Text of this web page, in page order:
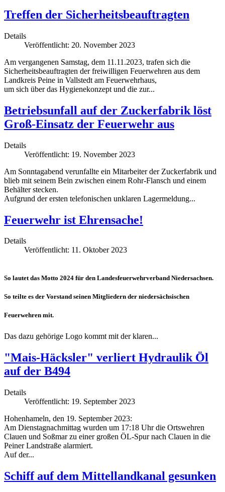
Treffen der Sicherheitsbeauftragten
Details
Veröffentlicht: 20. November 2023
Am vergangenen Samstag, dem 11.11.2023, trafen sich die
Sicherheitsbeauftragten der freiwilligen Feuerwehren aus dem
Landkreis Peine in Vallstedt am Feuerwehrhaus,
um sich über das Hygienekonzept und die zur...
Betriebsunfall auf der Zuckerfabrik löst
Groß-Einsatz der Feuerwehr aus
Details
Veröffentlicht: 19. November 2023
Am Sonntagabend verunfallte ein Mitarbeiter der Zuckerfabrik und
blieb mit seinem Bein zwischen einem Rohr-Flansch und einem
Behälter stecken.
Aufgrund der ersten telefonischen unklaren Lagermeldung...
Feuerwehr ist Ehrensache!
Details
Veröffentlicht: 11. Oktober 2023
So lautet das Motto 2024 für den Landesfeuerwehrverband Niedersachsen.
So teilte es der Vorstand seinen Mitgliedern der niedersächsischen
Feuerwehren mit.
Das dazu gehörige Logo kommt mit der klaren...
"Mais-Häcksler" verliert Hydraulik Öl
auf der B494
Details
Veröffentlicht: 19. September 2023
Hohenhameln, den 19. September 2023:
Am Dienstagnachmittag wurden um 17:18 Uhr die Ortswehren
Clauen und Soßmar zu einer großen ÖL-Spur nach Clauen in die
Peiner Landstraße alarmiert.
Auf der...
Schiff auf dem Mittellandkanal gesunken